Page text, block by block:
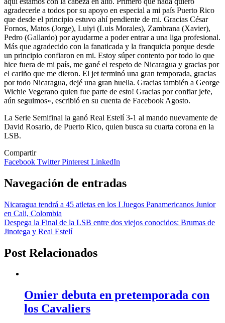
agradecerle a todos por su apoyo en especial a mi país Puerto Rico
que desde el principio estuvo ahí pendiente de mi. Gracias César
Fornos, Matos (Jorge), Luiyi (Luis Morales), Zambrana (Xavier),
Pedro (Gallardo) por ayudarme a poder entrar a una liga profesional.
Más que agradecido con la fanaticada y la franquicia porque desde
un principio confiaron en mi. Estoy súper contento por todo lo que
hice fuera de mi país, me gané el respeto de Nicaragua y gracias por
el cariño que me dieron. El jet terminó una gran temporada, gracias
por todo Nicaragua, dejé una gran huella. Gracias también a George
Wichie Vegerano quien fue parte de esto! Gracias por confiar jefe,
aún seguimos», escribió en su cuenta de Facebook Agosto.
La Serie Semifinal la ganó Real Estelí 3-1 al mando nuevamente de
David Rosario, de Puerto Rico, quien busca su cuarta corona en la
LSB.
Compartir
Facebook TwitterPinterest LinkedIn
Navegación de entradas
Nicaragua tendrá a 45 atletas en los I Juegos Panamericanos Junior
en Cali, Colombia
Despega la Final de la LSB entre dos viejos conocidos: Brumas de
Jinotega y Real Estelí
Post Relacionados
Omier debuta en pretemporada con
los Cavaliers